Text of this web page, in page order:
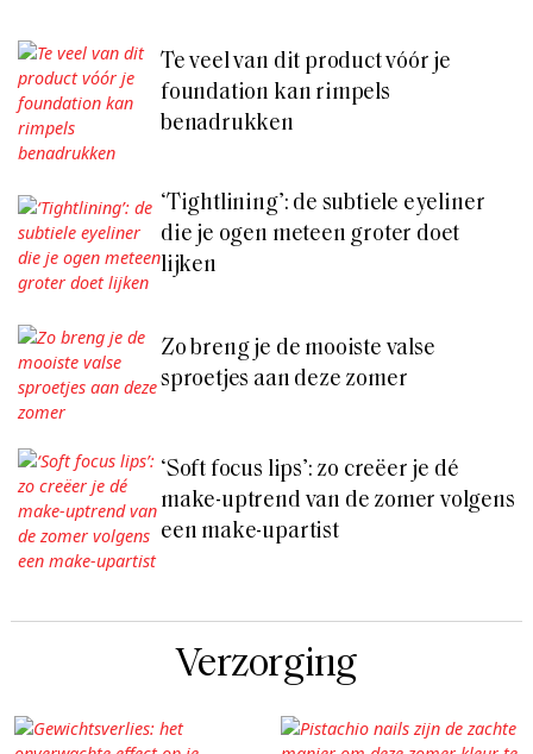
Te veel van dit product vóór je
foundation kan rimpels
benadrukken
‘Tightlining’: de subtiele eyeliner
die je ogen meteen groter doet
lijken
Zo breng je de mooiste valse
sproetjes aan deze zomer
‘Soft focus lips’: zo creëer je dé
make-uptrend van de zomer volgens
een make-upartist
Verzorging